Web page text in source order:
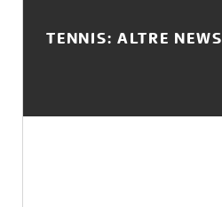
TENNIS: ALTRE NEWS